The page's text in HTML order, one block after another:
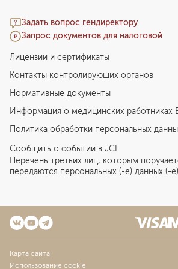
Задать вопрос гендиректору
Запрос документов для налоговой
Лицензии и сертификаты
Контакты контролирующих органов
Нормативные документы
Информация о медицинских работниках
Политика обработки персональных
Сообщить о событии в JCI
Перечень третьих лиц, которым
передаются персональных (-е) данных (-е)
Карта сайта
Использование cookie